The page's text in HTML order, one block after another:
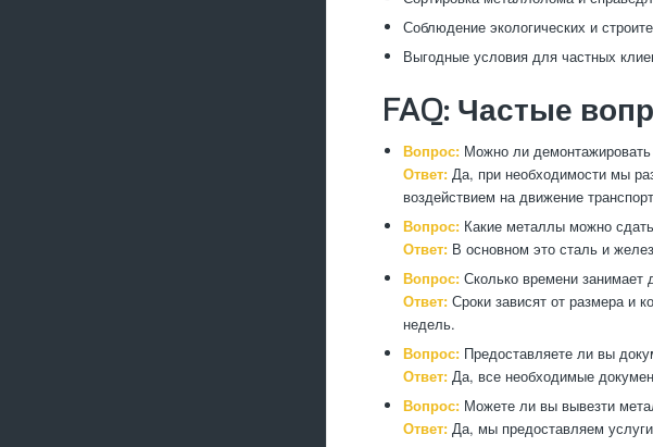
Соблюдение экологических и
Выгодные условия для частных
FAQ: Частые
Вопрос: Можно ли
Ответ: Да, при необходимости мы
воздействием на движение
Вопрос: Какие металлы можно
Ответ: В основном это сталь и
Вопрос: Сколько времени занимает
Ответ: Сроки зависят от размера и
недель.
Вопрос: Предоставляете ли вы
Ответ: Да, все необходимые
Вопрос: Можете ли вы вывезти
Ответ: Да, мы предоставляем